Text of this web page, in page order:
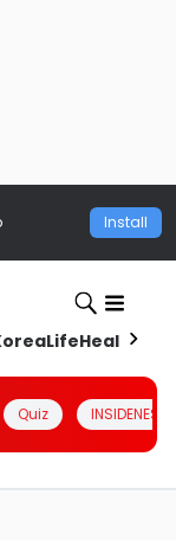
Install
LifeHealth
Quiz INSIDENESIA